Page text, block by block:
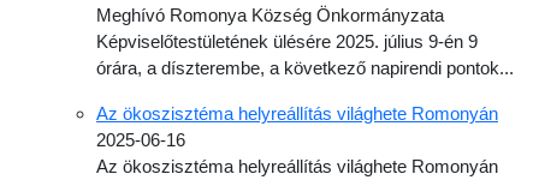
Meghívó Romonya Község Önkormányzata
Képviselő­testületének ülésére 2025. július 9-én 9
órára, a díszterembe, a következő napirendi pontok...
Az ökoszisztéma helyreállítás világhete Romonyán
2025-06-16
Az ökoszisztéma helyreállítás világhete Romonyán